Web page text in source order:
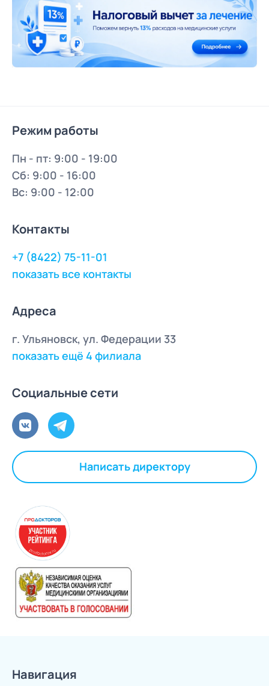
Режим работы
Пн - пт: 9:00 - 19:00
Сб: 9:00 - 16:00
Вс: 9:00 - 12:00
Контакты
+7 (8422) 75-11-01
показать все контакты
Адреса
г. Ульяновск, ул. Федерации 33
показать ещё 4 филиала
Социальные сети
Написать директору
Навигация